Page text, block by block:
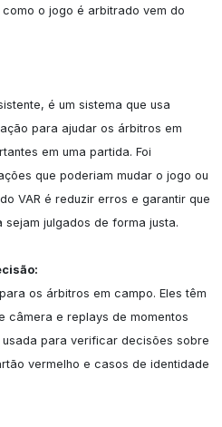
o jogo é arbitrado vem do
é um sistema que usa
para ajudar os árbitros em
em uma partida. Foi
que poderiam mudar o jogo ou
VAR é reduzir erros e garantir que
julgados de forma justa.
os árbitros em campo. Eles têm
câmera e replays de momentos
para verificar decisões sobre
vermelho e casos de identidade